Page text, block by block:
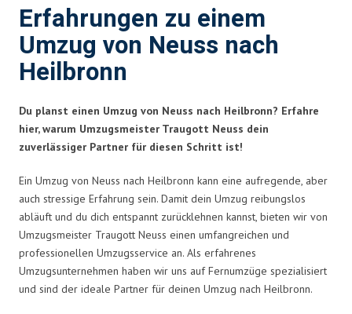
Erfahrungen zu einem
Umzug von Neuss nach
Heilbronn
Du planst einen Umzug von Neuss nach Heilbronn? Erfahre
hier, warum Umzugsmeister Traugott Neuss dein
zuverlässiger Partner für diesen Schritt ist!
Ein Umzug von Neuss nach Heilbronn kann eine aufregende, aber
auch stressige Erfahrung sein. Damit dein Umzug reibungslos
abläuft und du dich entspannt zurücklehnen kannst, bieten wir von
Umzugsmeister Traugott Neuss einen umfangreichen und
professionellen Umzugsservice an. Als erfahrenes
Umzugsunternehmen haben wir uns auf Fernumzüge spezialisiert
und sind der ideale Partner für deinen Umzug nach Heilbronn.